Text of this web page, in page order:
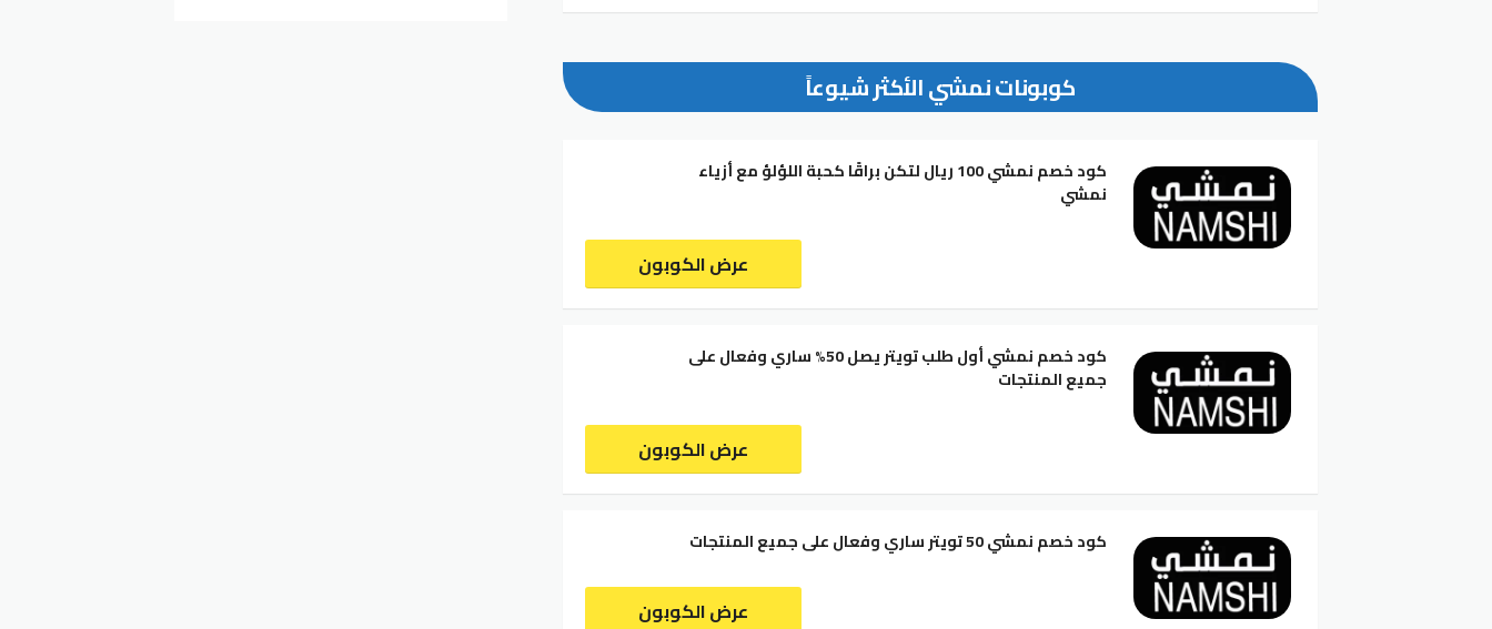
كوبونات نمشي الأكثر شيوعاً
كود خصم نمشي 100 ريال لتكن براقًا كحبة اللؤلؤ مع أزياء
نمشي
عرض الكوبون
كود خصم نمشي أول طلب تويتر يصل 50% ساري وفعال على
جميع المنتجات
عرض الكوبون
كود خصم نمشي 50 تويتر ساري وفعال على جميع المنتجات
عرض الكوبون